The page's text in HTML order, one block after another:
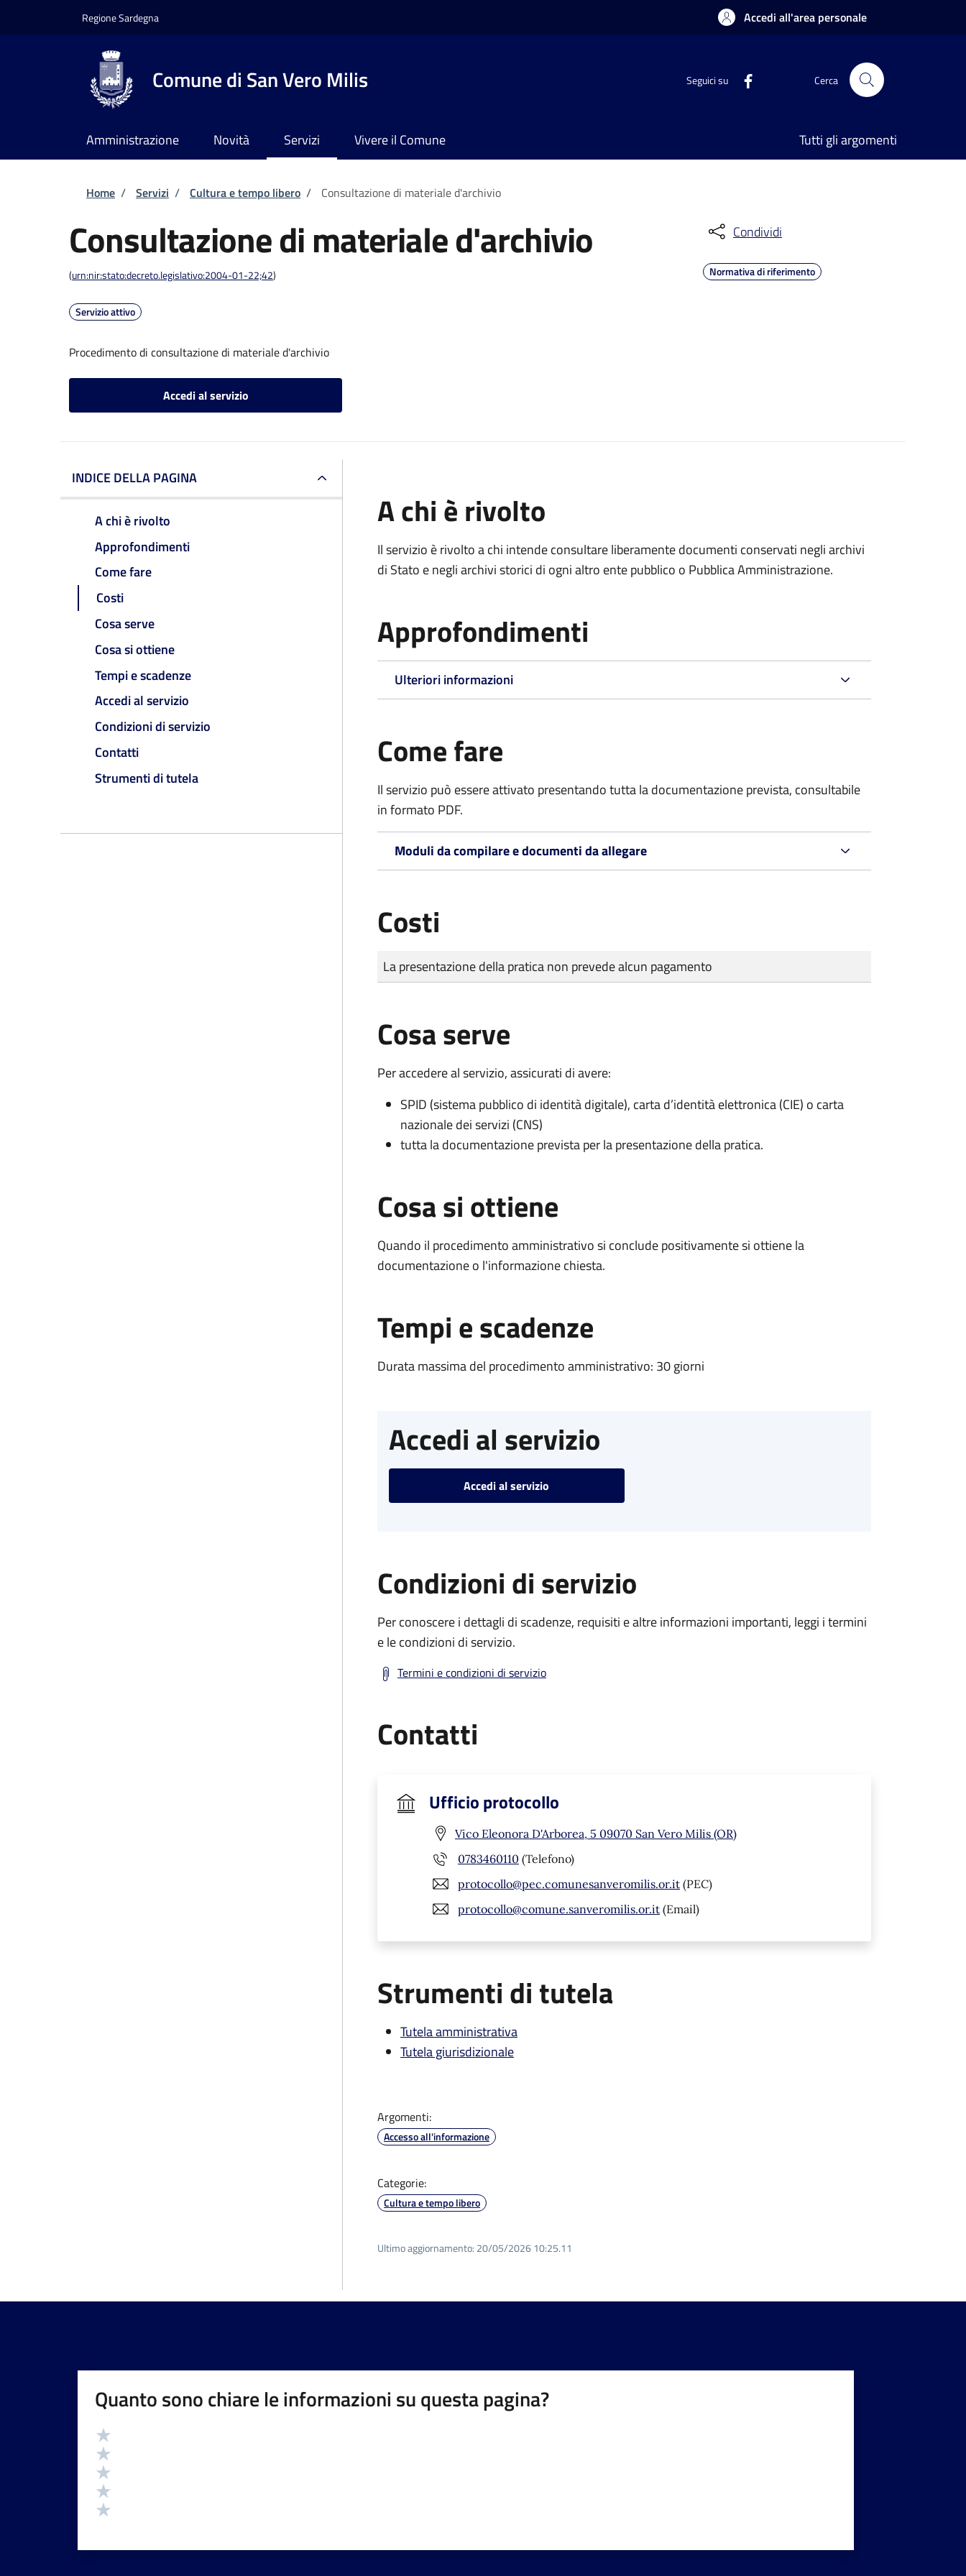
Regione Sardegna Accedi all'area personale
Comune di San Vero Milis Seguici su Cerca
Amministrazione Novità Servizi Vivere il Comune Tutti gli argomenti
Briciole di pane
Home / Servizi / Cultura e tempo libero / Consultazione di materiale d'archivio
Consultazione di materiale d'archivio
(urn:nir:stato:decreto.legislativo:2004-01-22;42)
Servizio attivo
Procedimento di consultazione di materiale d'archivio
Accedi al servizio
Condividi
Normativa di riferimento
INDICE DELLA PAGINA
A chi è rivolto
Approfondimenti
Come fare
Costi
Cosa serve
Cosa si ottiene
Tempi e scadenze
Accedi al servizio
Condizioni di servizio
Contatti
Strumenti di tutela
A chi è rivolto
Il servizio è rivolto a chi intende consultare liberamente documenti conservati negli archivi
di Stato e negli archivi storici di ogni altro ente pubblico o Pubblica Amministrazione.
Approfondimenti
Ulteriori informazioni
Come fare
Il servizio può essere attivato presentando tutta la documentazione prevista, consultabile
in formato PDF.
Moduli da compilare e documenti da allegare
Costi
Tipo di pagamento
Importo
La presentazione della pratica non prevede alcun pagamento
Cosa serve
Per accedere al servizio, assicurati di avere:
SPID (sistema pubblico di identità digitale), carta d’identità elettronica (CIE) o carta
nazionale dei servizi (CNS)
tutta la documentazione prevista per la presentazione della pratica.
Cosa si ottiene
Quando il procedimento amministrativo si conclude positivamente si ottiene la
documentazione o l'informazione chiesta.
Tempi e scadenze
Durata massima del procedimento amministrativo: 30 giorni
Accedi al servizio
Accedi al servizio
Condizioni di servizio
Per conoscere i dettagli di scadenze, requisiti e altre informazioni importanti, leggi i termini
e le condizioni di servizio.
Termini e condizioni di servizio
Contatti
Ufficio protocollo
Vico Eleonora D'Arborea, 5 09070 San Vero Milis (OR)
0783460110 (Telefono)
protocollo@pec.comunesanveromilis.or.it (PEC)
protocollo@comune.sanveromilis.or.it (Email)
Strumenti di tutela
Tutela amministrativa
Tutela giurisdizionale
Argomenti:
Accesso all'informazione
Categorie:
Cultura e tempo libero
Ultimo aggiornamento: 20/05/2026 10:25.11
Quanto sono chiare le informazioni su questa pagina?
Valutazione